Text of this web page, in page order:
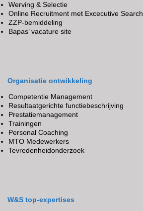
Werving & Selectie
Online Recruitment met Excecutive Search
ZZP-bemiddeling
Bapas’ vacature site
Organisatie ontwikkeling
Competentie Management
Resultaatgerichte functiebeschrijving
Prestatiemanagement
Trainingen
Personal Coaching
MTO Medewerkers
Tevredenheidonderzoek
W&S top-expertises